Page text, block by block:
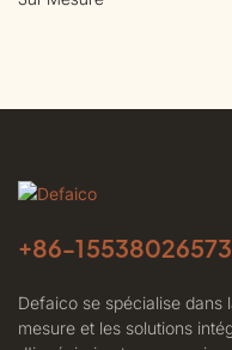
+86-15538026573
Defaico se spécialise dans
mesure et les solutions